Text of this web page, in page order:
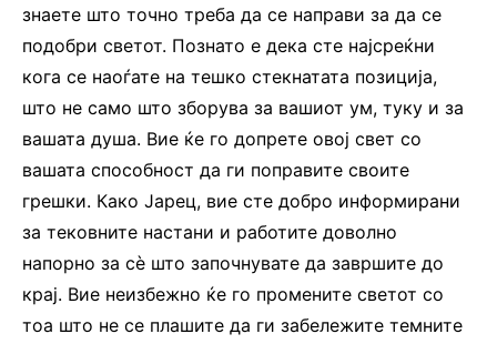
знаете што точно треба да се направи за да се
подобри светот. Познато е дека сте најсреќни
кога се наоѓате на тешко стекнатата позиција,
што не само што зборува за вашиот ум, туку и за
вашата душа. Вие ќе го допрете овој свет со
вашата способност да ги поправите своите
грешки. Како Јарец, вие сте добро информирани
за тековните настани и работите доволно
напорно за сè што започнувате да завршите до
крај. Вие неизбежно ќе го промените светот со
тоа што не се плашите да ги забележите темните